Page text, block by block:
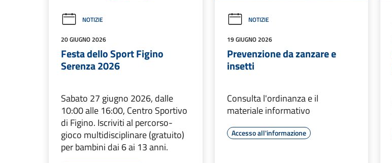
NOTIZIE
20 GIUGNO 2026
Festa dello Sport Figino
Serenza 2026
Sabato 27 giugno 2026, dalle
10:00 alle 16:00, Centro Sportivo
di Figino. Iscriviti al percorso-
gioco multidisciplinare (gratuito)
per bambini dai 6 ai 13 anni.
NOTIZIE
19 GIUGNO 2026
Prevenzione da zanzare e
insetti
Consulta l'ordinanza e il
materiale informativo
Accesso all'informazione